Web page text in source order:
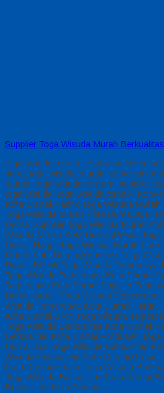
Supplier Toga Wisuda Murah
toga wisuda murah, toga wisuda
harga toga wisuda murah, konveksi
murah, toga wisuda custom, supplier
toga wisuda, toga wisuda terbaik,
Kota Dumai,Pabrik Toga Wisuda
Toga Wisuda Murah Kota Dumai,Jual
Dumai,Supplier Toga Wisuda Murah
Wisuda Murah Kota Dumai,Pesan Toga
Dumai,Harga Toga Wisuda Murah Kota
Murah Kota Dumai,Konveksi Toga
Dumai,Pabrik Toga Wisuda Terpercaya
Toga Wisuda Terpercaya Kota
Terpercaya Kota Dumai,Supplier Toga
Dumai,Grosir Toga Wisuda Terpercaya
Wisuda Terpercaya Kota Dumai,Harga
Kota Dumai,Bikin Toga Wisuda
Toga Wisuda Berkualitas Kota
Berkualitas Kota Dumai,Produsen
Dumai,Jual Toga Wisuda Berkualitas
Wisuda Berkualitas Kota Dumai,Grosir
Kota Dumai,Pesan Toga Wisuda
Toga Wisuda Berkualitas Kota
Berkualitas Kota Dumai